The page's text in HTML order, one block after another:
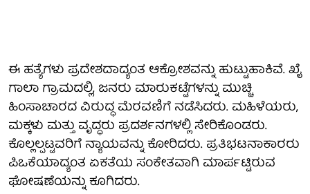
ಈ ಹತ್ಯೆಗಳು ಪ್ರದೇಶದಾದ್ಯಂತ ಆಕ್ರೋಶವನ್ನು ಹುಟ್ಟುಹಾಕಿವೆ. ಖೈ
ಗಾಲಾ ಗ್ರಾಮದಲ್ಲಿ, ಜನರು ಮಾರುಕಟ್ಟೆಗಳನ್ನು ಮುಚ್ಚಿ
ಹಿಂಸಾಚಾರದ ವಿರುದ್ಧ ಮೆರವಣಿಗೆ ನಡೆಸಿದರು. ಮಹಿಳೆಯರು,
ಮಕ್ಕಳು ಮತ್ತು ವೃದ್ಧರು ಪ್ರದರ್ಶನಗಳಲ್ಲಿ ಸೇರಿಕೊಂಡರು.
ಕೊಲ್ಲಲ್ಪಟ್ಟವರಿಗೆ ನ್ಯಾಯವನ್ನು ಕೋರಿದರು. ಪ್ರತಿಭಟನಾಕಾರರು
ಪಿಒಕೆಯಾದ್ಯಂತ ಏಕತೆಯ ಸಂಕೇತವಾಗಿ ಮಾರ್ಪಟ್ಟಿರುವ
ಘೋಷಣೆಯನ್ನು ಕೂಗಿದರು.